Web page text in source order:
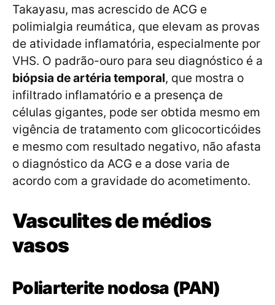
Takayasu, mas acrescido de ACG e
polimialgia reumática, que elevam as provas
de atividade inflamatória, especialmente por
VHS. O padrão-ouro para seu diagnóstico é a
biópsia de artéria temporal, que mostra o
infiltrado inflamatório e a presença de
células gigantes, pode ser obtida mesmo em
vigência de tratamento com glicocorticóides
e mesmo com resultado negativo, não afasta
o diagnóstico da ACG e a dose varia de
acordo com a gravidade do acometimento.
Vasculites de médios
vasos
Poliarterite nodosa (PAN)